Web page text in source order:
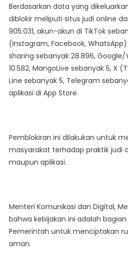
Berdasarkan data yang
diblokir meliputi situs judi online
905.031, akun-akun di TikTok
(Instagram, Facebook, WhatsApp)
sharing sebanyak 28.896,
10.582, MangoLive sebanyak 5, X
Line sebanyak 5, Telegram
aplikasi di App Store.
Pemblokiran ini dilakukan untuk
masyarakat terhadap praktik judi
maupun aplikasi.
Menteri Komunikasi dan Digital,
bahwa kebijakan ini adalah
Pemerintah untuk menciptakan
aman.